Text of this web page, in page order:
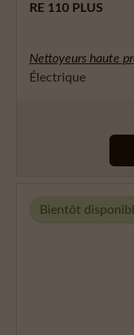
RE 110 PLUS
Nettoyeurs haute
Électrique
Bientôt